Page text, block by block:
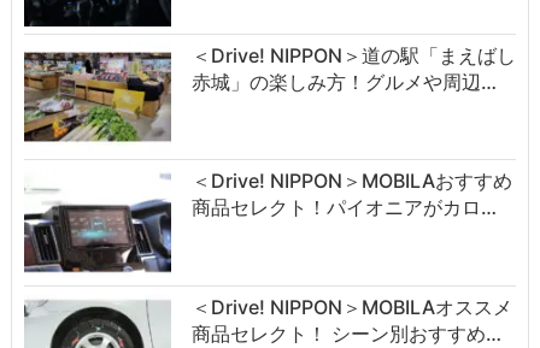
＜Drive! NIPPON＞道の駅「まえばし
赤城」の楽しみ方！グルメや周辺…
＜Drive! NIPPON＞MOBILAおすすめ
商品セレクト！パイオニアがカロ…
＜Drive! NIPPON＞MOBILAオススメ
商品セレクト！ シーン別おすすめ…